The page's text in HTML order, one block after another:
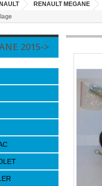
RENAULT MEGANE
2015->